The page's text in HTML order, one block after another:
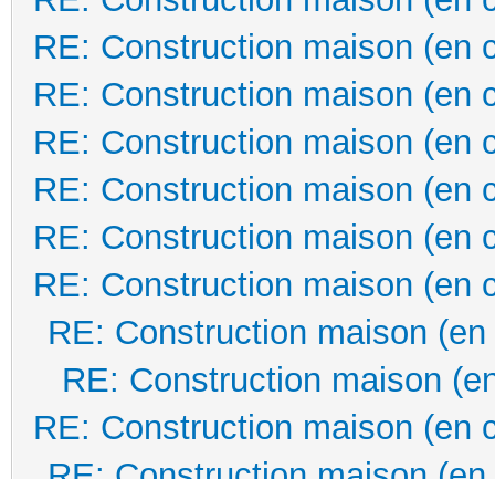
RE: Construction maison (en
RE: Construction maison (en
RE: Construction maison (en
RE: Construction maison (en
RE: Construction maison (en
RE: Construction maison (en
RE: Construction maison
RE: Construction maison
RE: Construction maison (en